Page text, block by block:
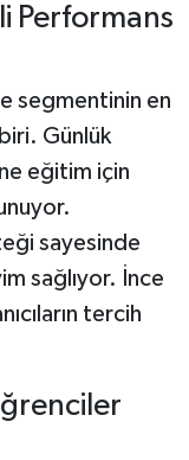
Performans
segmentinin en
Günlük
eğitim için
sayesinde
sağlıyor. İnce
tercih